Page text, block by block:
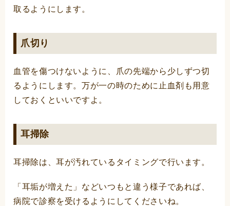
取るようにします。
爪切り
血管を傷つけないように、爪の先端から少しずつ切
るようにします。万が一の時のために止血剤も用意
しておくといいですよ。
耳掃除
耳掃除は、耳が汚れているタイミングで行います。
「耳垢が増えた」などいつもと違う様子であれば、
病院で診察を受けるようにしてくださいね。